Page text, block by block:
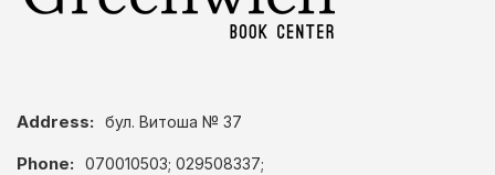
Address: бул. Витоша № 37
Phone: 070010503; 029508337;